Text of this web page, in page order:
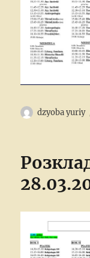
Author
dzyoba yuriy